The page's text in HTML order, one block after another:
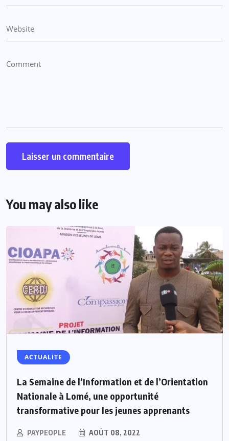
You may also like
ACTUALITE
La Semaine de l’Information et de l’Orientation
Nationale à Lomé, une opportunité
transformative pour les jeunes apprenants
PAYPEOPLE AOÛT 08, 2022